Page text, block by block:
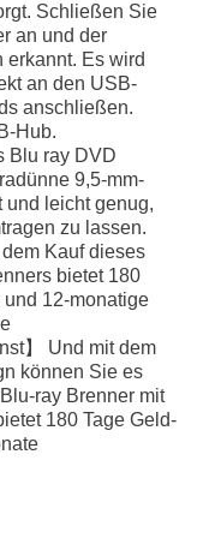
Schließen Sie
an und der
erkannt. Es wird
an den USB-
anschließen.
Hub.
Blu ray DVD
9,5-mm-
und leicht genug,
zu lassen.
Kauf dieses
bietet 180
12-monatige
】 Und mit dem
können Sie es
ray Brenner mit
180 Tage Geld-